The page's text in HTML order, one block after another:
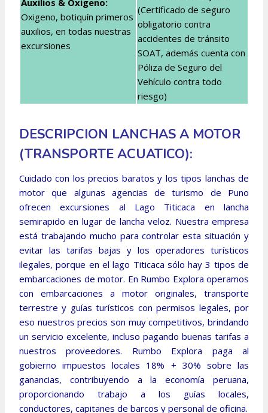
Auxilios & Oxigeno:
Oxigeno, botiquín primeros
auxilios, en todas nuestras
excursiones
(Certificado de seguro
obligatorio contra
accidentes de tránsito
SOAT, además cuenta con
Póliza de Seguro del
Vehículo contra todo
riesgo)
DESCRIPCION LANCHAS A MOTOR
(TRANSPORTE ACUATICO):
Cuidado con los precios baratos y los tipos lanchas de
motor que algunas agencias de turismo de Puno
ofrecen excursiones al Lago Titicaca en lancha
semirapido en lugar de lancha veloz. Nuestra empresa
está trabajando mucho para controlar esta situación y
evitar las tarifas bajas y los operadores turísticos
ilegales, porque en el lago Titicaca sólo hay 3 tipos de
embarcaciones de motor. En Rumbo Explora operamos
con embarcaciones a motor originales, transporte
terrestre y guías turísticos con permisos legales, por
eso nuestros precios son muy competitivos, brindando
un servicio excelente, incluso pagando buenas tarifas a
nuestros proveedores. Rumbo Explora paga al
gobierno impuestos locales 18% + 30% sobre las
ganancias, contribuyendo a la economía peruana,
proporcionando trabajo a los guías locales,
conductores, capitanes de barcos y personal de oficina.